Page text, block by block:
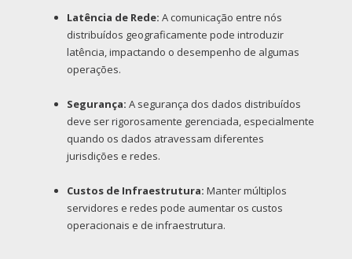
Latência de Rede: A comunicação entre nós
distribuídos geograficamente pode introduzir
latência, impactando o desempenho de algumas
operações.
Segurança: A segurança dos dados distribuídos
deve ser rigorosamente gerenciada, especialmente
quando os dados atravessam diferentes
jurisdições e redes.
Custos de Infraestrutura: Manter múltiplos
servidores e redes pode aumentar os custos
operacionais e de infraestrutura.